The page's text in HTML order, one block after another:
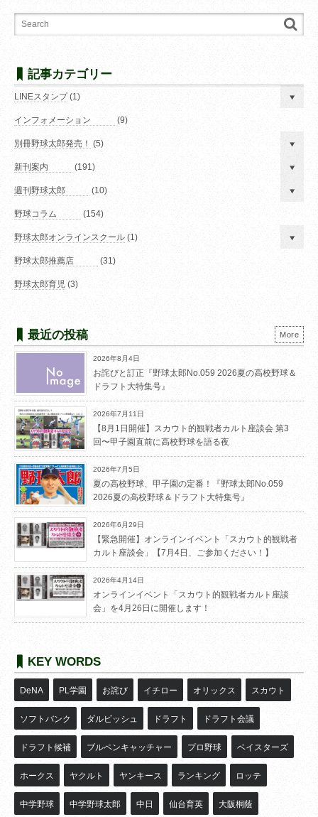
記事カテゴリー
LINEスタンプ(1)
インフォメーション (9)
別冊野球太郎発売！ (5)
新刊案内 (191)
週刊野球太郎 (10)
野球コラム (154)
野球太郎オンラインスクール (1)
野球太郎推薦店 (31)
野球太郎育児 (3)
最近の投稿
2026年8月4日
お詫びと訂正『野球太郎No.059 2026夏の高校野球＆
ドラフト大特集号』
2026年7月11日
【8月1日開催】スカウト的観戦者カルト座談会 第3
回〜甲子園直前に高校野球を語る夜
2026年7月5日
夏の高校野球、甲子園の定番！『野球太郎No.059
2026夏の高校野球＆ドラフト大特集号』
2026年6月29日
【緊急開催】オンラインイベント「スカウト的観戦者
カルト座談会」【7月4日、ご参加ください！】
2026年4月14日
オンラインイベント「スカウト的観戦者カルト座談
会」を4月26日に開催します！
More
KEY WORDS
DeNA PL学園 お詫び イチロー オリックス スカウト
ソフトバンク ダルビッシュ ドラフト ドラフト会議
ドラフト候補 ブルペンキャッチャー プロ野球 ベイスターズ
ホークス ヤクルト ヤンキース ランキング ロッテ
中学野球 中学野球太郎 中日 仙台育英 大阪桐蔭